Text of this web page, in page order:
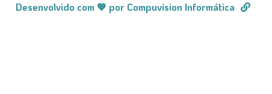
Desenvolvido com 💖 por Compuvision Informática